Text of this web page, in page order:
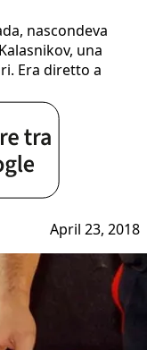
nascondeva
una
Era diretto a
April 23, 2018